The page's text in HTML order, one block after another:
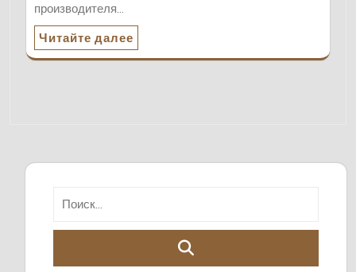
производителя…
Читайте далее